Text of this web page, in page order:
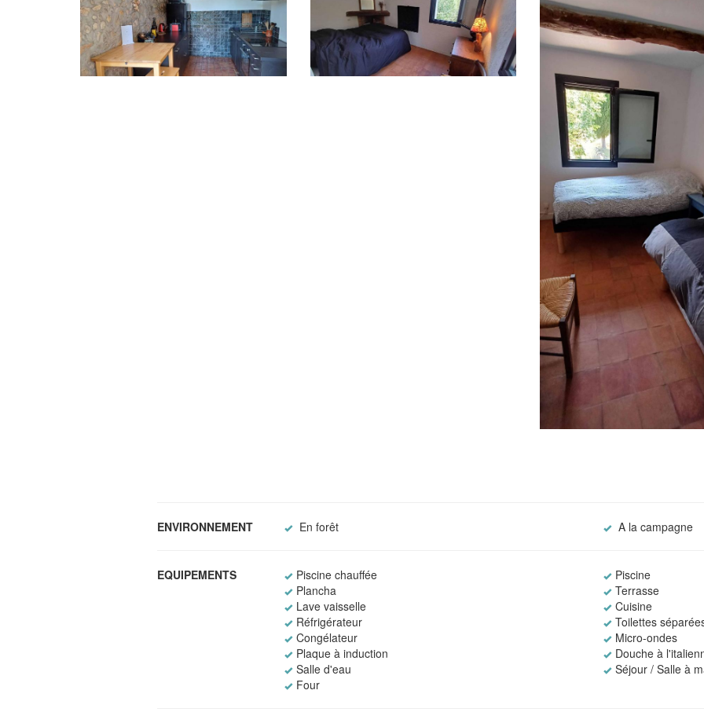
ENVIRONNEMENT En forêt A la campagne
EQUIPEMENTS Piscine chauffée
Piscine
Plancha
Terrasse
Lave vaisselle
Cuisine
Réfrigérateur
Toilettes
Congélateur
Micro-ondes
Plaque à induction
Douche à
Salle d'eau
Séjour / Salle à
Four